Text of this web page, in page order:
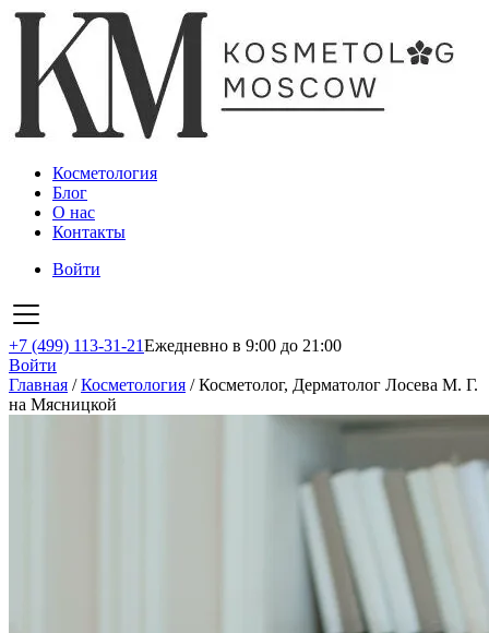
Косметология
Блог
О нас
Контакты
Войти
+7 (499) 113-31-21Ежедневно в 9:00 до 21:00
Войти
Главная /Косметология /Косметолог, Дерматолог Лосева М. Г.
на Мясницкой